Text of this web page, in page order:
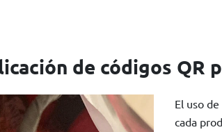
de códigos QR
El uso
cada